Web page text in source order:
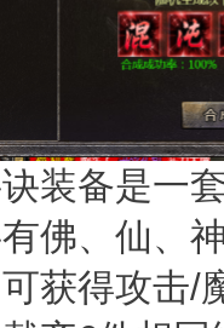
备是一套
佛、仙、
获得攻击/